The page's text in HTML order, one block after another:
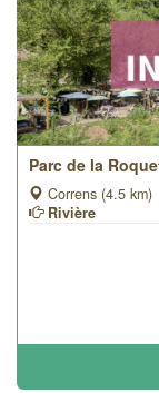
Parc de la
Correns (4.5 km)
Rivière